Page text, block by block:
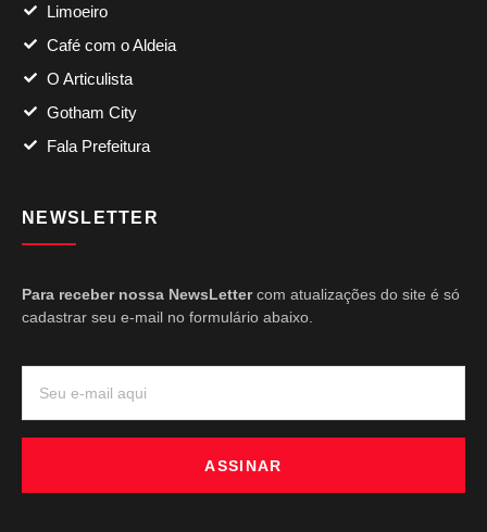
Limoeiro
Café com o Aldeia
O Articulista
Gotham City
Fala Prefeitura
NEWSLETTER
Para receber nossa NewsLettercom atualizações do site é só
cadastrar seu e-mail no formulário abaixo.
ASSINAR